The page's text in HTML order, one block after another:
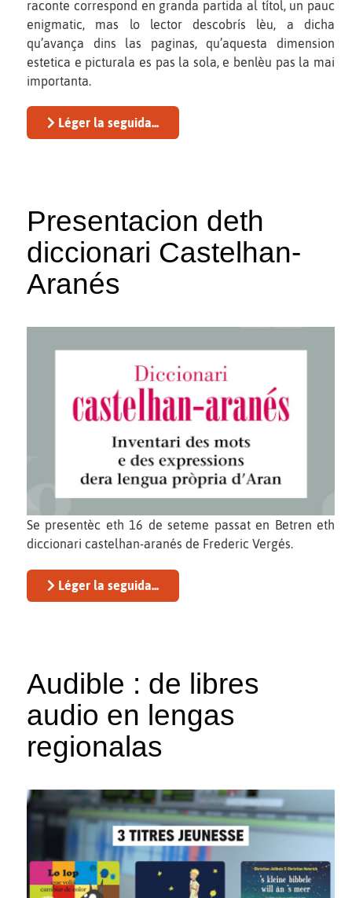
raconte correspond en granda partida al títol, un pauc
enigmatic, mas lo lector descobrís lèu, a dicha
qu’avança dins las paginas, qu’aquesta dimension
estetica e picturala es pas la sola, e benlèu pas la mai
importanta.
Léger la seguida...
Presentacion deth
diccionari Castelhan-
Aranés
Se presentèc eth 16 de seteme passat en Betren eth
diccionari castelhan-aranés de Frederic Vergés.
Léger la seguida...
Audible : de libres
audio en lengas
regionalas